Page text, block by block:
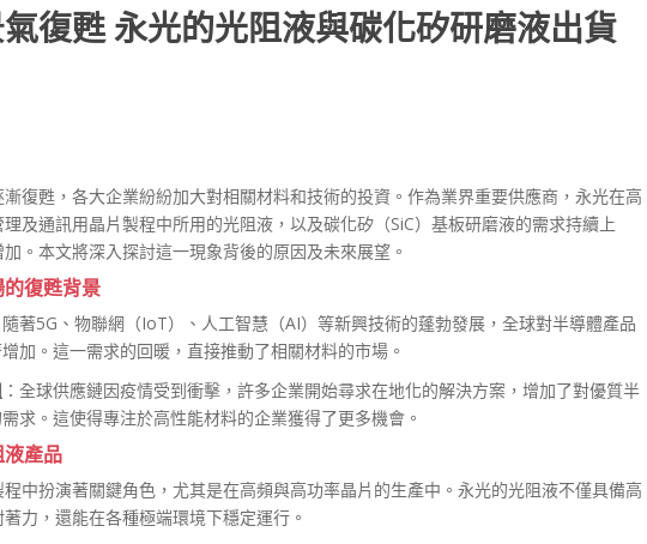
復甦 永光的光阻液與碳化矽研磨液出貨
復甦，各大企業紛紛加大對相關材料和技術的投資。作為業界重要供應商，永光在高
及通訊用晶片製程中所用的光阻液，以及碳化矽（SiC）基板研磨液的需求持續上
。本文將深入探討這一現象背後的原因及未來展望。
復甦背景
隨著5G、物聯網（IoT）、人工智慧（AI）等新興技術的蓬勃發展，全球對半導體產品
加。這一需求的回暖，直接推動了相關材料的市場。
：全球供應鏈因疫情受到衝擊，許多企業開始尋求在地化的解決方案，增加了對優質半
求。這使得專注於高性能材料的企業獲得了更多機會。
產品
中扮演著關鍵角色，尤其是在高頻與高功率晶片的生產中。永光的光阻液不僅具備高
力，還能在各種極端環境下穩定運行。